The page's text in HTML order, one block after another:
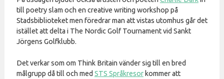
till poetry slam och en creative writing workshop på
Stadsbiblioteket men föredrar man att vistas utomhus går det
istället att delta i The Nordic Golf Tournament vid Sankt
Jörgens Golfklubb.
Det verkar som om Think Britain vänder sig till en bred
målgrupp då till och med STS Språkresorkommer att